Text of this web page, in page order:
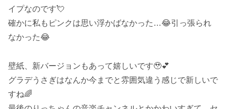
イプなのです💘
確かに私もピンクは思い浮かばなかった…😂引っ張られ
なかった😂
壁紙、新バージョンもあって嬉しいです🥹💕
グラデうさぎはなんか今までと雰囲気違う感じで新しいで
すね🌈